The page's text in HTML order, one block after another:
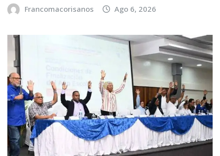
Francomacorisanos Ago 6, 2026